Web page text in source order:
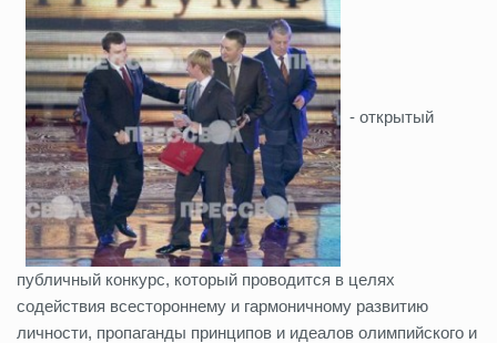
- открытый
публичный конкурс, который проводится в целях
содействия всестороннему и гармоничному развитию
личности, пропаганды принципов и идеалов олимпийского и